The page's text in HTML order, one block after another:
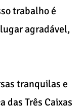
trabalho é
agradável,
tranquilas e
das Três Caixas